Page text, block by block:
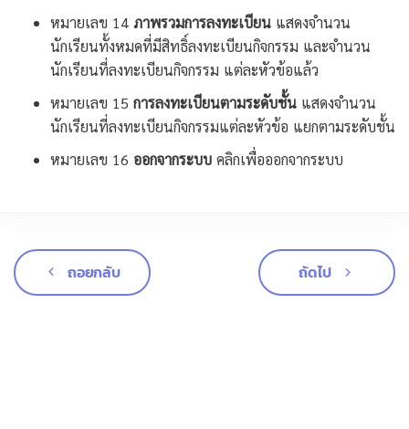
หมายเลข 14 ภาพรวมการลงทะเบียน แสดงจำนวน
นักเรียนทั้งหมดที่มีสิทธิ์ลงทะเบียนกิจกรรม และจำนวน
นักเรียนที่ลงทะเบียนกิจกรรม แต่ละหัวข้อแล้ว
หมายเลข 15 การลงทะเบียนตามระดับชั้น แสดงจำนวน
นักเรียนที่ลงทะเบียนกิจกรรมแต่ละหัวข้อ แยกตามระดับชั้น
หมายเลข 16 ออกจากระบบ คลิกเพื่อออกจากระบบ
ถอยกลับ ถัดไป